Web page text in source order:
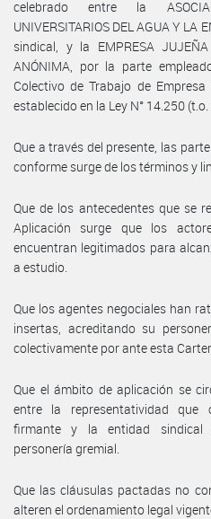
celebrado entre la
UNIVERSITARIOS DEL AGUA Y LA
sindical, y la EMPRESA JUJEÑA
ANÓNIMA, por la parte
Colectivo de Trabajo de
establecido en la Ley N° 14.250 (t.o.
Que a través del presente, las
conforme surge de los términos y
Que de los antecedentes que se
Aplicación surge que los
encuentran legitimados para
a estudio.
Que los agentes negociales han
insertas, acreditando su
colectivamente por ante esta
Que el ámbito de aplicación se
entre la representatividad que
firmante y la entidad sindical
personería gremial.
Que las cláusulas pactadas no
alteren el ordenamiento legal